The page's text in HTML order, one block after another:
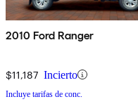
2010 Ford Ranger
$11,187 Incierto
Incluye tarifas de conc.